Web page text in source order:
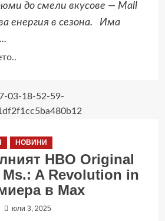
стрийминг
платформата
до смели вкусове — Mall
енергия в сезона. Има
Това
лято
Пловдив:
шест
нови
магазина,
които
НОВИНИ
HBO Original
A Revolution in
в Max
юли 3, 2025